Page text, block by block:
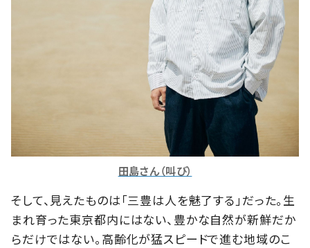
田島さん（叫び）
そして、見えたものは「三豊は人を魅了する」だった。生
まれ育った東京都内にはない、豊かな自然が新鮮だか
らだけではない。高齢化が猛スピードで進む地域のこ